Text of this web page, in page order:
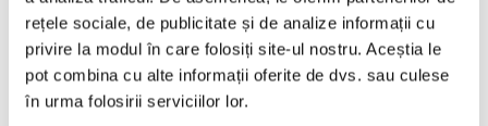
rețele sociale, de publicitate și de analize informații cu
privire la modul în care folosiți site-ul nostru. Aceștia le
pot combina cu alte informații oferite de dvs. sau culese
în urma folosirii serviciilor lor.
Stil:
Latin ; Europop
Stare Caseta: Mint (M)
Stare Coperta:Mint (M)
Informatii conformitate produs